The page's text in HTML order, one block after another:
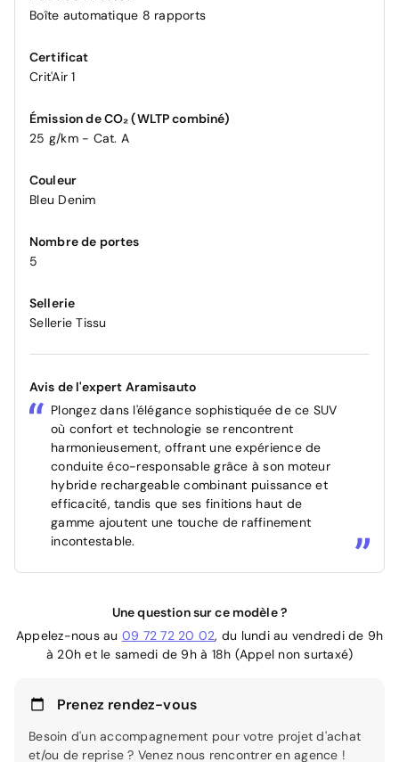
Boîte automatique 8 rapports
Certificat
Crit'Air 1
Émission de CO₂ (WLTP combiné)
25 g/km - Cat. A
Couleur
Bleu Denim
Nombre de portes
5
Sellerie
Sellerie Tissu
Avis de l'expert Aramisauto
Plongez dans l'élégance sophistiquée de ce SUV
où confort et technologie se rencontrent
harmonieusement, offrant une expérience de
conduite éco-responsable grâce à son moteur
hybride rechargeable combinant puissance et
efficacité, tandis que ses finitions haut de
gamme ajoutent une touche de raffinement
incontestable.
Une question sur ce modèle ?
Appelez-nous au 09 72 72 20 02, du lundi au vendredi de 9h
à 20h et le samedi de 9h à 18h (Appel non surtaxé)
Prenez rendez-vous
Besoin d'un accompagnement pour votre projet d'achat
et/ou de reprise ? Venez nous rencontrer en agence !